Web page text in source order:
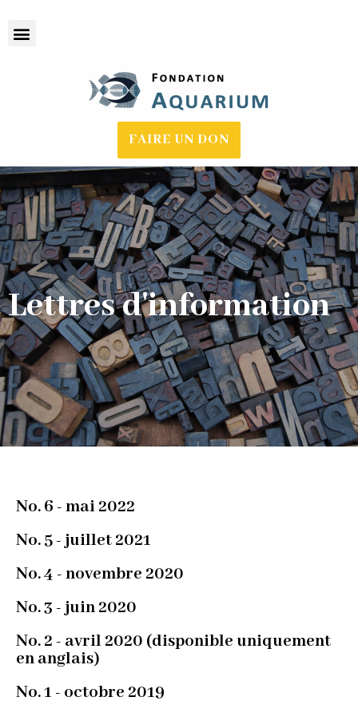
FAIRE UN DON
Lettres d'information
No. 6 - mai 2022
No. 5 - juillet 2021
No. 4 - novembre 2020
No. 3 - juin 2020
No. 2 - avril 2020 (disponible uniquement
en anglais)
No. 1 - octobre 2019